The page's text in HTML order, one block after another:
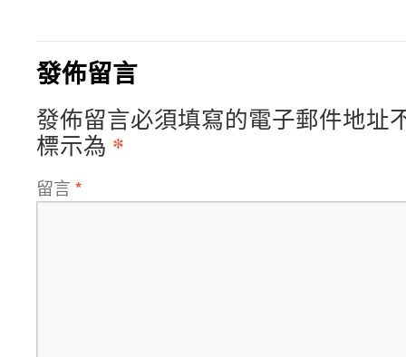
發佈留言
發佈留言必須填寫的電子郵件地址
標示為 *
留言 *